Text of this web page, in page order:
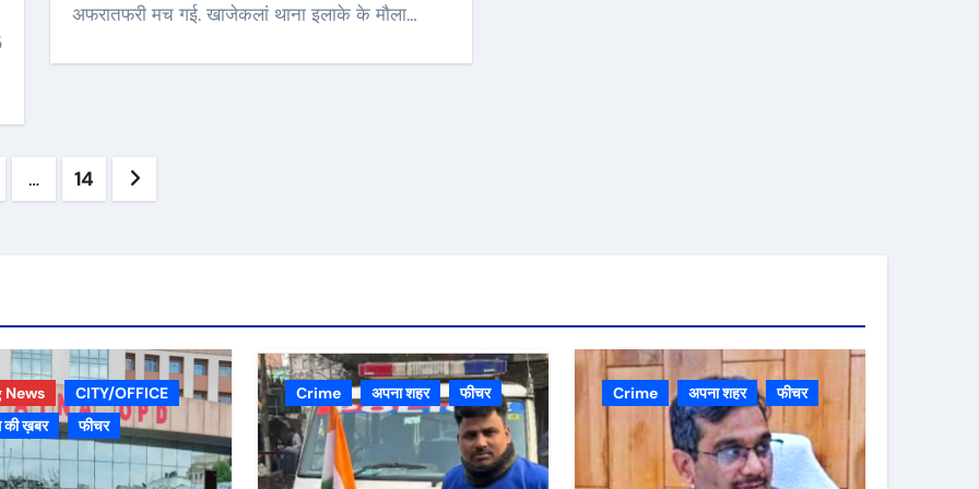
अफरातफरी मच गई. खाजेकलां थाना इलाके के मौला…
… 14
News
CITY/OFFICE
की ख़बर
फीचर
Crime अपना शहर फीचर Crime अपना शहर फीचर